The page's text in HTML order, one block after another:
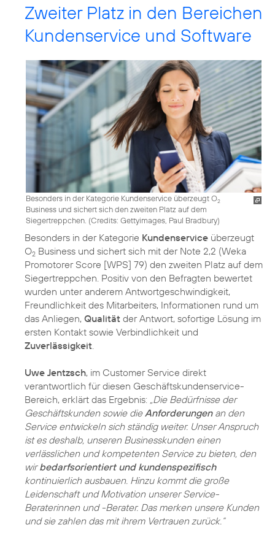
Zweiter Platz in den Bereichen
Kundenservice und Software
Besonders in der Kategorie Kundenservice überzeugt O2
Business und sichert sich den zweiten Platz auf dem
Siegertreppchen. (Credits: Gettyimages, Paul Bradbury)
Besonders in der Kategorie Kundenservice überzeugt
O2 Business und sichert sich mit der Note 2,2 (Weka
Promotorer Score [WPS] 79) den zweiten Platz auf dem
Siegertreppchen. Positiv von den Befragten bewertet
wurden unter anderem Antwortgeschwindigkeit,
Freundlichkeit des Mitarbeiters, Informationen rund um
das Anliegen, Qualität der Antwort, sofortige Lösung im
ersten Kontakt sowie Verbindlichkeit und
Zuverlässigkeit.
Uwe Jentzsch, im Customer Service direkt
verantwortlich für diesen Geschäftskundenservice-
Bereich, erklärt das Ergebnis: „Die Bedürfnisse der
Geschäftskunden sowie dieAnforderungenan den
Service entwickeln sich ständig weiter. Unser Anspruch
ist es deshalb, unseren Businesskunden einen
verlässlichen und kompetenten Service zu bieten, den
wirbedarfsorientiert und kundenspezifisch
kontinuierlich ausbauen. Hinzu kommt die große
Leidenschaft und Motivation unserer Service-
Beraterinnen und -Berater. Das merken unsere Kunden
und sie zahlen das mit ihrem Vertrauen zurück.“